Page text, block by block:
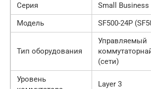
Серия
Small Business
Модель
SF500-24P
Тип оборудования
Управляемый
(сети)
Уровень
Layer 3